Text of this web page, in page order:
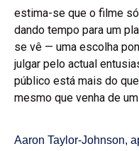
estima-se que o filme
dando tempo para um
se vê — uma escolha
julgar pelo actual
público está mais do
mesmo que venha de
Aaron Taylor-Johnson,